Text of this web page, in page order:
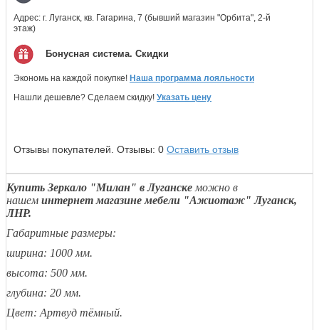
Адрес: г. Луганск, кв. Гагарина, 7 (бывший магазин "Орбита", 2-й
этаж)
Бонусная система. Скидки
Экономь на каждой покупке! Наша программа лояльности
Нашли дешевле? Сделаем скидку! Указать цену
Отзывы покупателей. Отзывы: 0 Оставить отзыв
Купить Зеркало "Милан" в Луганске можно в
нашем интернет магазине мебели "Ажиотаж" Луганск,
ЛНР.
Габаритные размеры:
ширина: 1000 мм.
высота: 500 мм.
глубина: 20 мм.
Цвет: Артвуд тёмный.